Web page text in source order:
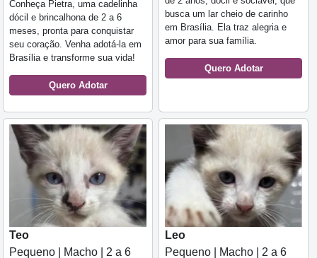
Conheça Pietra, uma cadelinha
dócil e brincalhona de 2 a 6
meses, pronta para conquistar
seu coração. Venha adotá-la em
Brasília e transforme sua vida!
Quero Adotar
busca um lar cheio de carinho
em Brasília. Ela traz alegria e
amor para sua família.
Quero Adotar
Teo
Pequeno | Macho | 2 a 6
Leo
Pequeno | Macho | 2 a 6